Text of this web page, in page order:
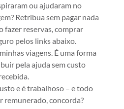
ou ajudaram no
Retribua sem pagar nada
fazer reservas, comprar
pelos links abaixo.
viagens. É uma forma
pela ajuda sem custo
e é trabalhoso – e todo
remunerado, concorda?